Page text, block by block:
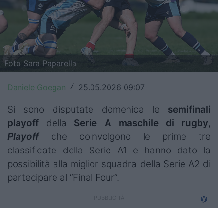
United Rugby Championship
Top14
Premiership
Champions Cup
Challenge Cup
World Rugby
Rugby World Cup
Super Rugby
Rugby in TV
Foto Sara Paparella
Daniele Goegan / 25.05.2026 09:07
Si sono disputate domenica le semifinali
playoff della Serie A maschile di rugby,
Playoffche coinvolgono le prime tre
classificate della Serie A1 e hanno dato la
possibilità alla miglior squadra della Serie A2 di
partecipare al “Final Four”.